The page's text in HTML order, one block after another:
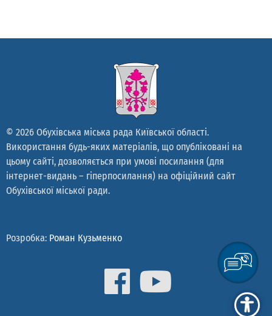
© 2026 Обухівська міська рада Київської області.
Використання будь-яких матеріалів, що опубліковані на
цьому сайті, дозволяється при умові посилання (для
інтернет-видань – гіперпосилання) на офіційний сайт
Обухівської міської ради.
Розробка: Роман Кузьменко